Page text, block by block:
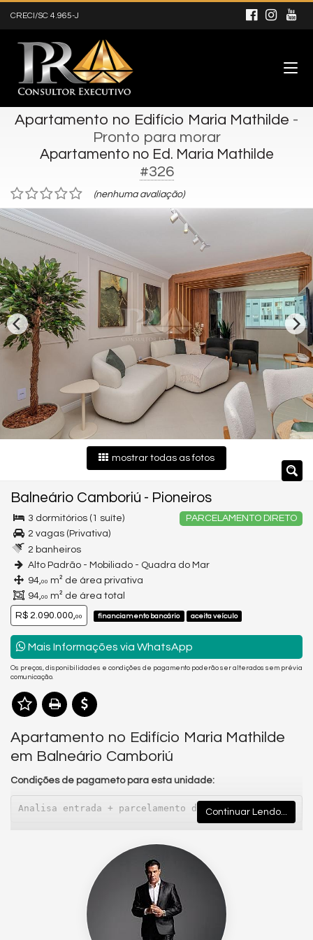
CRECI/SC 4.965-J
Apartamento no Edifício Maria Mathilde -
Pronto para morar
Apartamento no Ed. Maria Mathilde
#326
(nenhuma avaliação)
mostrar todas as fotos
Balneário Camboriú - Pioneiros
PARCELAMENTO DIRETO
3 dormitórios (1 suíte)
2 vagas (Privativa)
2 banheiros
Alto Padrão - Mobiliado - Quadra do Mar
94,00 m² de área privativa
94,00 m² de área total
R$ 2.090.000,00 financiamento bancário aceita veículo
Mais Informações via WhatsApp
Os preços, disponibilidades e condições de pagamento poderão ser alterados sem prévia
comunicação.
Apartamento no Edifício Maria Mathilde
em Balneário Camboriú
Condições de pagameto para esta unidade:
Analisa entrada + parcelamento direto
Ed. Maria Mathilde – Conforto, localização e
praticidade a poucos passos do mar
Se você busca um apartamento pronto para morar, totalmente
reformado e localizado em uma das regiões mais desejadas
Continuar Lendo...